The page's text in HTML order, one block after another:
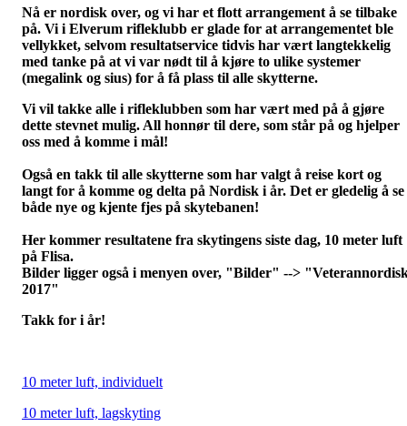
Nå er nordisk over, og vi har et flott arrangement å se tilbake
på. Vi i Elverum rifleklubb er glade for at arrangementet ble
vellykket, selvom resultatservice tidvis har vært langtekkelig
med tanke på at vi var nødt til å kjøre to ulike systemer
(megalink og sius) for å få plass til alle skytterne.
Vi vil takke alle i rifleklubben som har vært med på å gjøre
dette stevnet mulig. All honnør til dere, som står på og hjelper
oss med å komme i mål!
Også en takk til alle skytterne som har valgt å reise kort og
langt for å komme og delta på Nordisk i år. Det er gledelig å se
både nye og kjente fjes på skytebanen!
Her kommer resultatene fra skytingens siste dag, 10 meter luft
på Flisa.
Bilder ligger også i menyen over, "Bilder" -->
2017"
Takk for i år!
10 meter luft, individuelt
10 meter luft, lagskyting